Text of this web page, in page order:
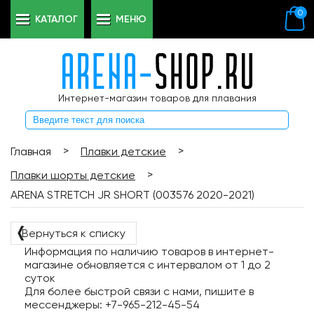
Интернет-магазин товаров для плавания
0
КАТАЛОГ МЕНЮ
Главная > Плавки детские
>
Плавки шорты детские
>
ARENA STRETCH JR SHORT (003576 2020-2021)
❬Вернуться к списку
Информация по наличию товаров в интернет-
магазине обновляется с интервалом от 1 до 2
суток
Для более быстрой связи с нами, пишите в
мессенджеры: +7-965-212-45-54